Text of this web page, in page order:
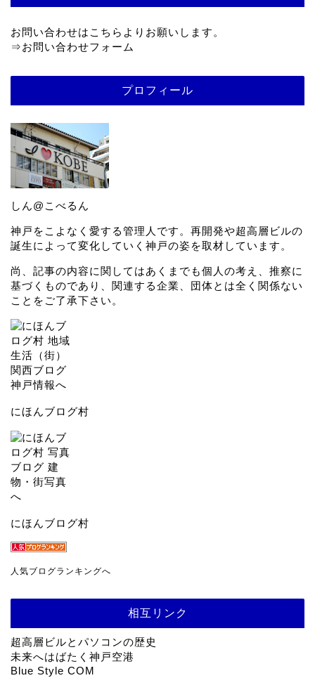
お問い合わせはこちらよりお願いします。
⇒お問い合わせフォーム
プロフィール
しん@こべるん
神戸をこよなく愛する管理人です。再開発や超高層ビルの
誕生によって変化していく神戸の姿を取材しています。
尚、記事の内容に関してはあくまでも個人の考え、推察に
基づくものであり、関連する企業、団体とは全く関係ない
ことをご了承下さい。
にほんブログ村
にほんブログ村
人気ブログランキングへ
相互リンク
超高層ビルとパソコンの歴史
未来へはばたく神戸空港
Blue Style COM